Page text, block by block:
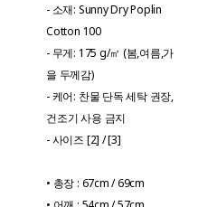
- 소재: Sunny Dry Poplin
Cotton 100
- 무게: 175 g/㎡ (봄,여름,가
을 두께감)
- 케어: 찬물 단독 세탁 권장,
건조기 사용 금지
- 사이즈 [2] / [3]
• 총장 : 67cm / 69cm